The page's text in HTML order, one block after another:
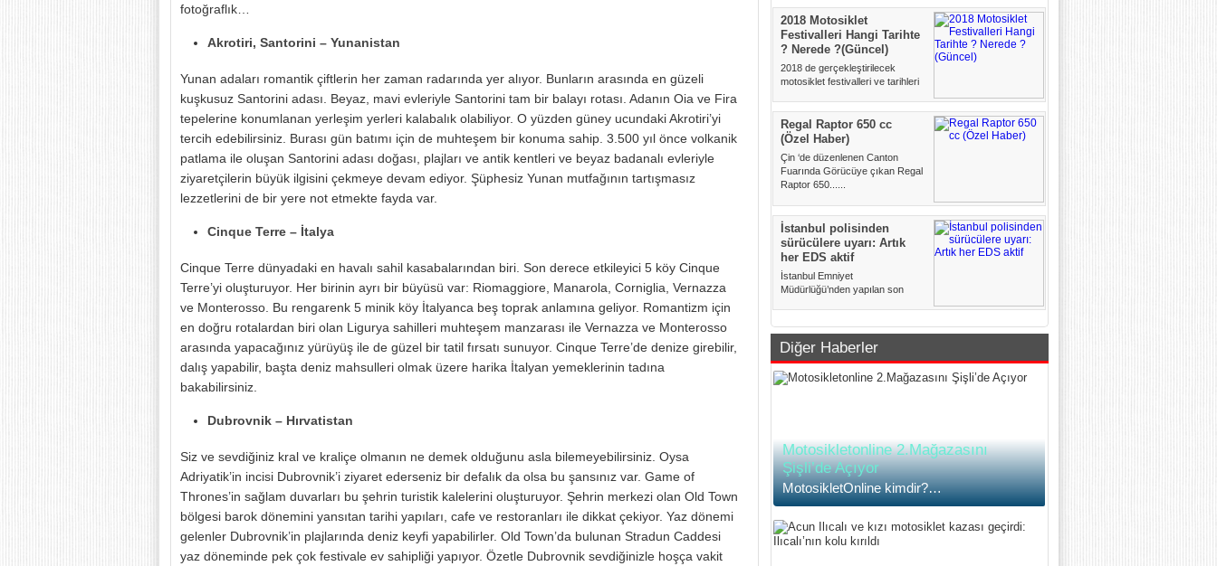
fotoğraflık…
Akrotiri, Santorini – Yunanistan
Yunan adaları romantik çiftlerin her zaman radarında yer alıyor. Bunların arasında en güzeli
kuşkusuz Santorini adası. Beyaz, mavi evleriyle Santorini tam bir balayı rotası. Adanın Oia ve Fira
tepelerine konumlanan yerleşim yerleri kalabalık olabiliyor. O yüzden güney ucundaki Akrotiri’yi
tercih edebilirsiniz. Burası gün batımı için de muhteşem bir konuma sahip. 3.500 yıl önce volkanik
patlama ile oluşan Santorini adası doğası, plajları ve antik kentleri ve beyaz badanalı evleriyle
ziyaretçilerin büyük ilgisini çekmeye devam ediyor. Şüphesiz Yunan mutfağının tartışmasız
lezzetlerini de bir yere not etmekte fayda var.
Cinque Terre – İtalya
Cinque Terre dünyadaki en havalı sahil kasabalarından biri. Son derece etkileyici 5 köy Cinque
Terre’yi oluşturuyor. Her birinin ayrı bir büyüsü var: Riomaggiore, Manarola, Corniglia, Vernazza
ve Monterosso. Bu rengarenk 5 minik köy İtalyanca beş toprak anlamına geliyor. Romantizm için
en doğru rotalardan biri olan Ligurya sahilleri muhteşem manzarası ile Vernazza ve Monterosso
arasında yapacağınız yürüyüş ile de güzel bir tatil fırsatı sunuyor. Cinque Terre’de denize girebilir,
dalış yapabilir, başta deniz mahsulleri olmak üzere harika İtalyan yemeklerinin tadına
bakabilirsiniz.
Dubrovnik – Hırvatistan
Siz ve sevdiğiniz kral ve kraliçe olmanın ne demek olduğunu asla bilemeyebilirsiniz. Oysa
Adriyatik’in incisi Dubrovnik’i ziyaret ederseniz bir defalık da olsa bu şansınız var. Game of
Thrones’in sağlam duvarları bu şehrin turistik kalelerini oluşturuyor. Şehrin merkezi olan Old Town
bölgesi barok dönemini yansıtan tarihi yapıları, cafe ve restoranları ile dikkat çekiyor. Yaz dönemi
gelenler Dubrovnik’in plajlarında deniz keyfi yapabilirler. Old Town’da bulunan Stradun Caddesi
yaz döneminde pek çok festivale ev sahipliği yapıyor. Özetle Dubrovnik sevdiğinizle hoşça vakit
2018 Motosiklet
Festivalleri Hangi Tarihte
? Nerede ?(Güncel)
2018 de gerçekleştirilecek
motosiklet festivalleri ve tarihleri
Regal Raptor 650 cc
(Özel Haber)
Çin ‘de düzenlenen Canton
Fuarında Görücüye çıkan Regal
Raptor 650......
İstanbul polisinden
sürücülere uyarı: Artık
her EDS aktif
İstanbul Emniyet
Müdürlüğü’nden yapılan son
Diğer Haberler
Motosikletonline 2.Mağazasını
Şişli’de Açıyor
MotosikletOnline kimdir?…